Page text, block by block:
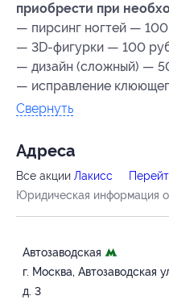
приобрести при
— пирсинг ногтей —
— 3D-фигурки — 100
— дизайн (cложный) —
— исправление
Свернуть
Адресa
Все акции Лакисс
Юридическая информация
Автозаводская
г. Москва, Автозаводская
д. 3